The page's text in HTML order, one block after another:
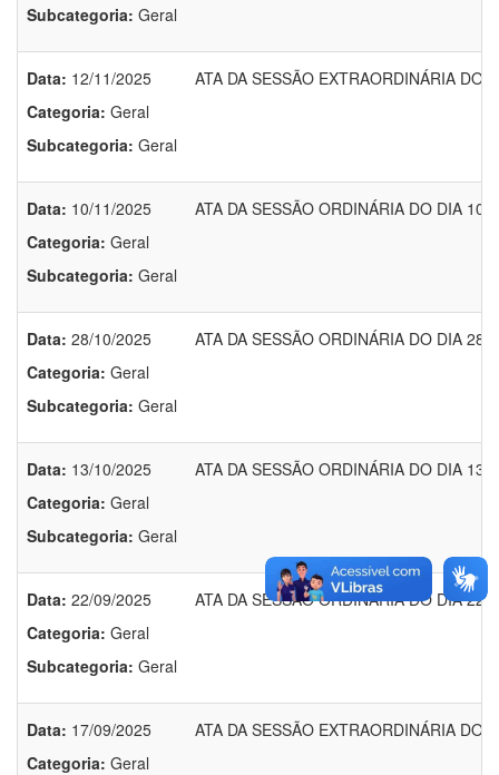
Subcategoria: Geral
Data: 12/11/2025
Categoria: Geral
Subcategoria: Geral
ATA DA SESSÃO EXTRAORDINÁRIA DO
Data: 10/11/2025
Categoria: Geral
Subcategoria: Geral
ATA DA SESSÃO ORDINÁRIA DO DIA 10/
Data: 28/10/2025
Categoria: Geral
Subcategoria: Geral
ATA DA SESSÃO ORDINÁRIA DO DIA 28/
Data: 13/10/2025
Categoria: Geral
Subcategoria: Geral
ATA DA SESSÃO ORDINÁRIA DO DIA 13/
Data: 22/09/2025
Categoria: Geral
Subcategoria: Geral
ATA DA SESSÃO ORDINÁRIA DO DIA 22/
Data: 17/09/2025
Categoria: Geral
ATA DA SESSÃO EXTRAORDINÁRIA DO